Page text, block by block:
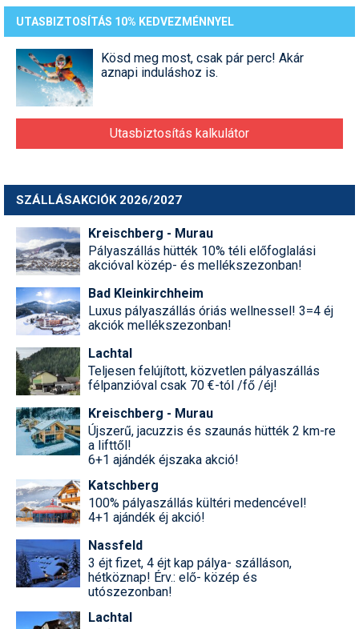
UTASBIZTOSÍTÁS 10% KEDVEZMÉNNYEL
Kösd meg most, csak pár perc! Akár
aznapi induláshoz is.
Utasbiztosítás kalkulátor
SZÁLLÁSAKCIÓK 2026/2027
Kreischberg - Murau
Pályaszállás hütték 10% téli előfoglalási
akcióval közép- és mellékszezonban!
Bad Kleinkirchheim
Luxus pályaszállás óriás wellnessel! 3=4 éj
akciók mellékszezonban!
Lachtal
Teljesen felújított, közvetlen pályaszállás
félpanzióval csak 70 €-tól /fő /éj!
Kreischberg - Murau
Újszerű, jacuzzis és szaunás hütték 2 km-re
a lifttől!
6+1 ajándék éjszaka akció!
Katschberg
100% pályaszállás kültéri medencével!
4+1 ajándék éj akció!
Nassfeld
3 éjt fizet, 4 éjt kap pálya- szálláson,
hétköznap! Érv.: elő- közép és
utószezonban!
Lachtal